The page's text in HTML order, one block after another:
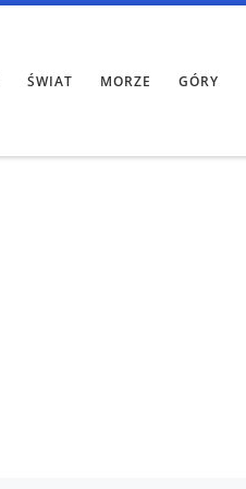
ŚWIAT MORZE GÓRY